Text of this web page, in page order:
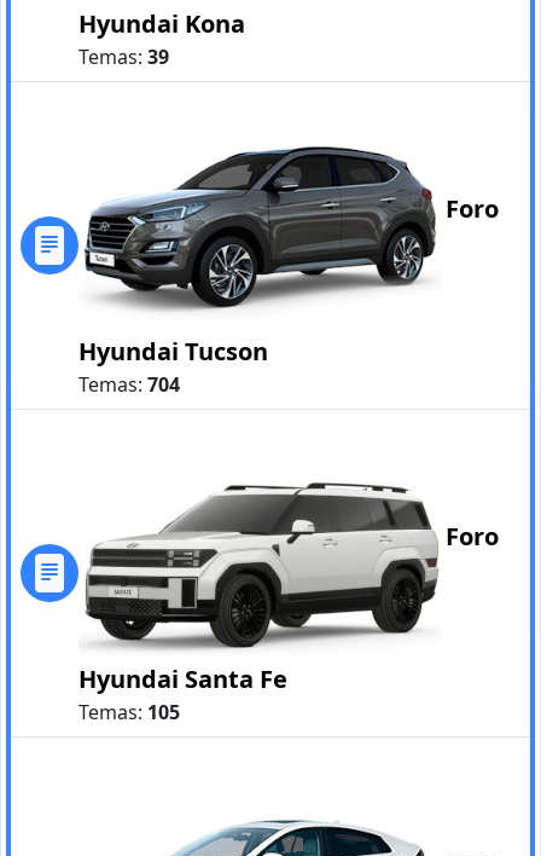
Hyundai Kona
Temas: 39
Foro
Hyundai Tucson
Temas: 704
Foro
Hyundai Santa Fe
Temas: 105